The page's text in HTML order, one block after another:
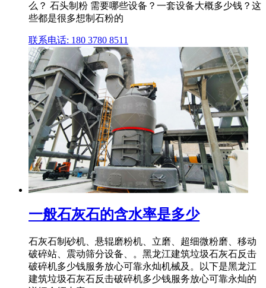
么？ 石头制粉 需要哪些设备？一套设备大概多少钱？这
些都是很多想制石粉的
联系电话: 180 3780 8511
一般石灰石的含水率是多少
石灰石制砂机、悬辊磨粉机、立磨、超细微粉磨、移动
破碎站、震动筛分设备、。黑龙江建筑垃圾石灰石反击
破碎机多少钱服务放心可靠永灿机械及。以下是黑龙江
建筑垃圾石灰石反击破碎机多少钱服务放心可靠永灿的